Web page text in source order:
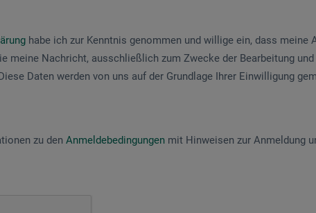
habe ich zur Kenntnis genommen und willige ein, dass meine
meine Nachricht, ausschließlich zum Zwecke der Bearbeitung
Daten werden von uns auf der Grundlage Ihrer Einwilligung
zu den Anmeldebedingungen mit Hinweisen zur Anmeldung